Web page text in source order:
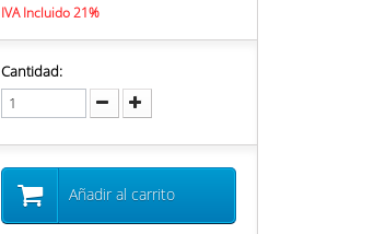
IVA Incluido 21%
Cantidad:
Añadir al carrito